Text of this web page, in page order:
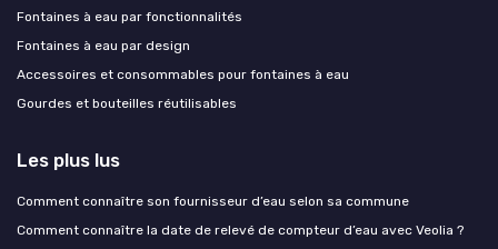
Fontaines à eau par fonctionnalités
Fontaines à eau par design
Accessoires et consommables pour fontaines à eau
Gourdes et bouteilles réutilisables
Les plus lus
Comment connaître son fournisseur d’eau selon sa commune
Comment connaître la date de relevé de compteur d’eau avec Veolia ?